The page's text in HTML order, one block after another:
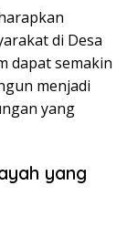
di Desa
dapat semakin
menjadi
yang
yang